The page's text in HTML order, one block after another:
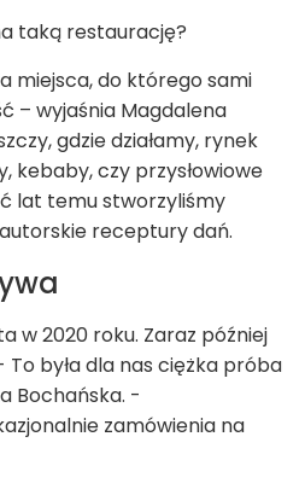
taką restaurację?
miejsca, do którego sami
– wyjaśnia Magdalena
gdzie działamy, rynek
kebaby, czy przysłowiowe
lat temu stworzyliśmy
receptury dań.
w 2020 roku. Zaraz później
To była dla nas ciężka próba
Bochańska. -
zamówienia na